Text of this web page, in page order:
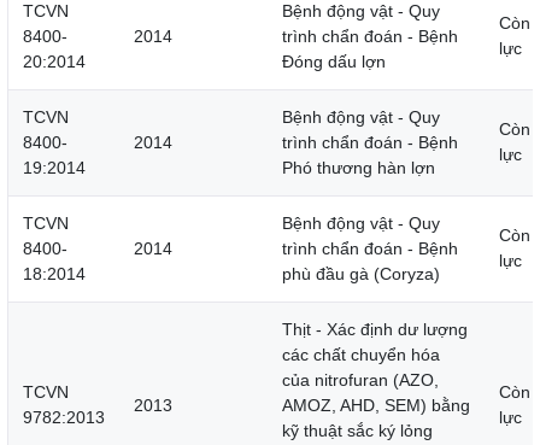
TCVN
8400-
20:2014
2014
Bệnh động vật - Quy
trình chẩn đoán - Bệnh
Đóng dấu lợn
Còn
lực
TCVN
8400-
19:2014
2014
Bệnh động vật - Quy
trình chẩn đoán - Bệnh
Phó thương hàn lợn
Còn
lực
TCVN
8400-
18:2014
2014
Bệnh động vật - Quy
trình chẩn đoán - Bệnh
phù đầu gà (Coryza)
Còn
lực
TCVN
9782:2013
2013
Thịt - Xác định dư lượng
các chất chuyển hóa
của nitrofuran (AZO,
AMOZ, AHD, SEM) bằng
kỹ thuật sắc ký lỏng
Còn
lực